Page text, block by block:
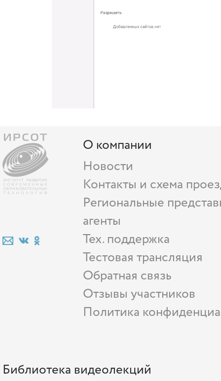
О компании
Новости
Контакты и схема
Региональные
агенты
Тех. поддержка
Тестовая трансляция
Обратная связь
Отзывы участников
Политика
Библиотека видеолекций